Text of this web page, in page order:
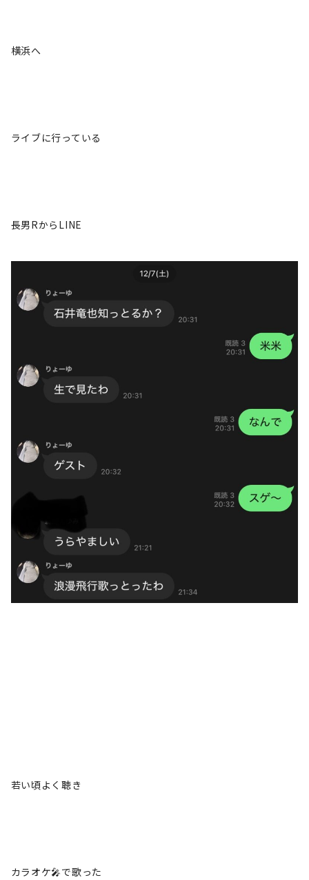
横浜へ
ライブに行っている
長男RからLINE
若い頃よく聴き
カラオケ🎤で歌った